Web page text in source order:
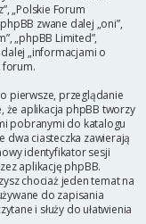
„Polskie Forum
zwane dalej „oni”,
„phpBB Limited”,
„informacjami o
forum.
pierwsze, przeglądanie
że aplikacja phpBB tworzy
pobranymi do katalogu
dwa ciasteczka zawierają
identyfikator sesji
aplikację phpBB.
chociaż jeden temat na
do zapisania
i służy do ułatwienia